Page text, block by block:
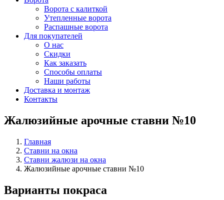
Ворота с калиткой
Утепленные ворота
Распашные ворота
Для покупателей
О нас
Скидки
Как заказать
Способы оплаты
Наши работы
Доставка и монтаж
Контакты
Жалюзийные арочные ставни №10
Главная
Ставни на окна
Ставни жалюзи на окна
Жалюзийные арочные ставни №10
Варианты покраса